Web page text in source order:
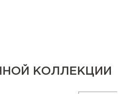
КОЛЛЕКЦИИ